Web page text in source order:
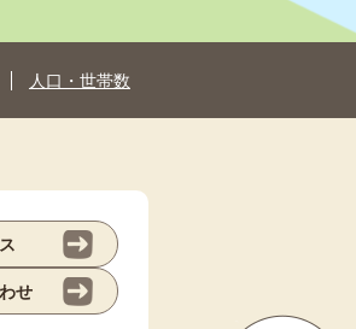
人口・世帯数
せ